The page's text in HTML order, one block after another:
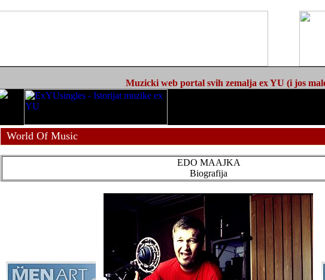
Muzicki web portal svih zemalja ex YU (i jos
World Of Music
EDO MAAJKA
Biografija